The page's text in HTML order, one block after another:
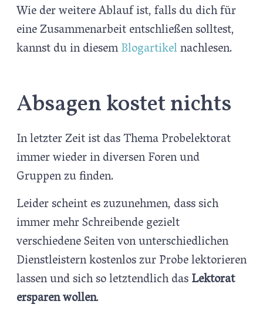
Wie der weitere Ablauf ist, falls du dich für
eine Zusammenarbeit entschließen solltest,
kannst du in diesemBlogartikelnachlesen.
Absagen kostet nichts
In letzter Zeit ist das Thema Probelektorat
immer wieder in diversen Foren und
Gruppen zu finden.
Leider scheint es zuzunehmen, dass sich
immer mehr Schreibende gezielt
verschiedene Seiten von unterschiedlichen
Dienstleistern kostenlos zur Probe lektorieren
lassen und sich so letztendlich dasLektorat
ersparen wollen.